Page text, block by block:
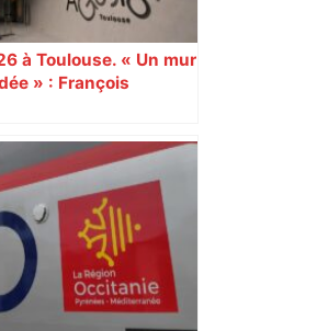
à Toulouse. « Un mur
» : François